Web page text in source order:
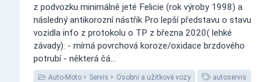
z podvozku minimálně jeté Felicie (rok výroby 1998) a
následný antikorozní nástřik Pro lepší představu o stavu
vozidla info z protokolu o TP z března 2020( lehké
závady): - mírná povrchová koroze/oxidace brzdového
potrubí - některá čá...
Auto-Moto Servis Osobní a užitkové vozy autoservis